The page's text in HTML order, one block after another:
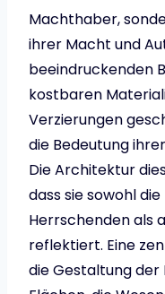
Machthaber,
ihrer Macht und
beeindruckenden
kostbaren
Verzierungen
die Bedeutung
Die Architektur
dass sie sowohl
Herrschenden als
reflektiert. Eine
die Gestaltung